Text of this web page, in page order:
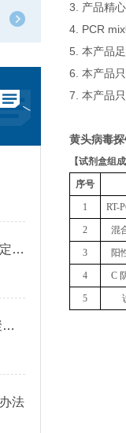
PCR试剂盒在细菌耐药性快速鉴定中的关键作用
PCR 实用技巧——消除引物二聚体的方法
法
3. 产品精
4. PCR
5. 本产品
6. 本产品
7. 本产品
黄头病毒
【试剂盒组成
序号
1 RT-
2 混
3 阳
4 C
5